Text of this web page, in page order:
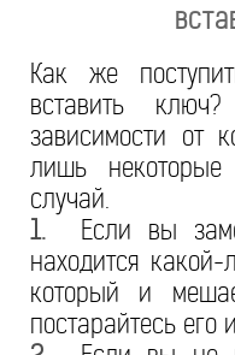
Как же
вставить
зависимости от
лишь
случай.
1. Если вы
находится
который и
постарайтесь его